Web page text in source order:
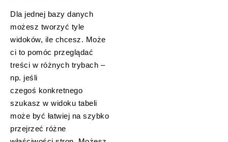
Dla jednej bazy danych
możesz tworzyć tyle
widoków, ile chcesz. Może
ci to pomóc przeglądać
treści w różnych trybach –
np. jeśli
czegoś konkretnego
szukasz w widoku tabeli
może być łatwiej na szybko
przejrzeć różne